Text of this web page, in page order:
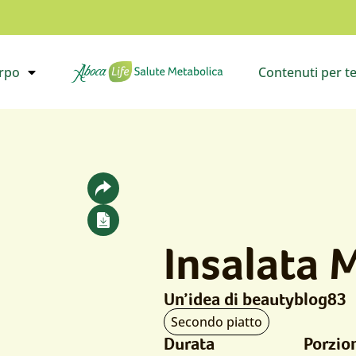
sottomenù Vai all’homepage Apri il
Contenuti per te
Insalata
Un’idea di beautyblog83
Tipo
di
Secondo piatto
Durata